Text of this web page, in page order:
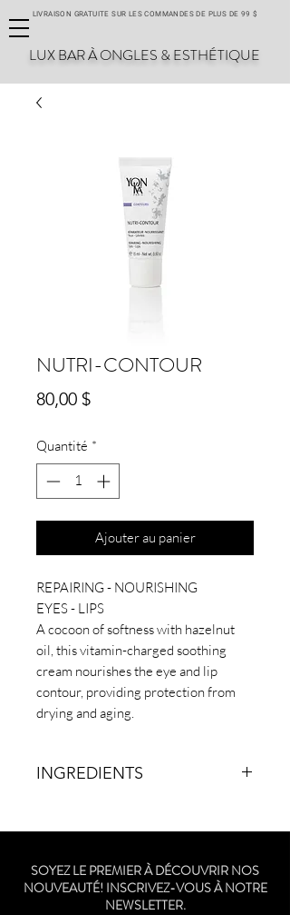
LIVRAISON GRATUITE SUR LES COMMANDES DE PLUS DE 99 $
LUX BAR À ONGLES & ESTHÉTIQUE
NUTRI-CONTOUR
80,00 $Prix
Quantité *
Ajouter au panier
REPAIRING - NOURISHING
EYES - LIPS
A cocoon of softness with hazelnut
oil, this vitamin-charged soothing
cream nourishes the eye and lip
contour, providing protection from
drying and aging.
INGREDIENTS
chamomile, vit. E, F, PP.
SOYEZ LE PREMIER À DÉCOUVRIR NOS
NOUVEAUTÉ! INSCRIVEZ-VOUS À NOTRE
NEWSLETTER.